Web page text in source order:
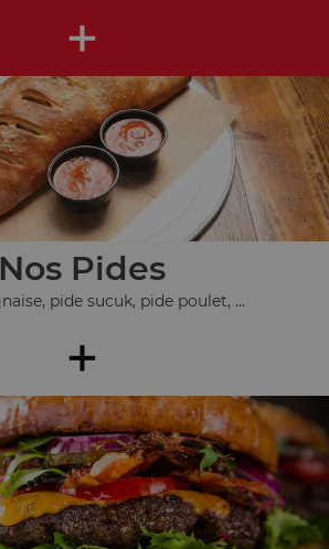
+
Nos Pides
pide sucuk, pide poulet, ...
+